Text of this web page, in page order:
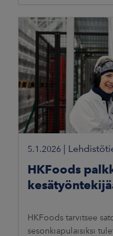
5.1.2026
HKFoods
HKFoods tarvitsee
sesonkiapulaisiksi